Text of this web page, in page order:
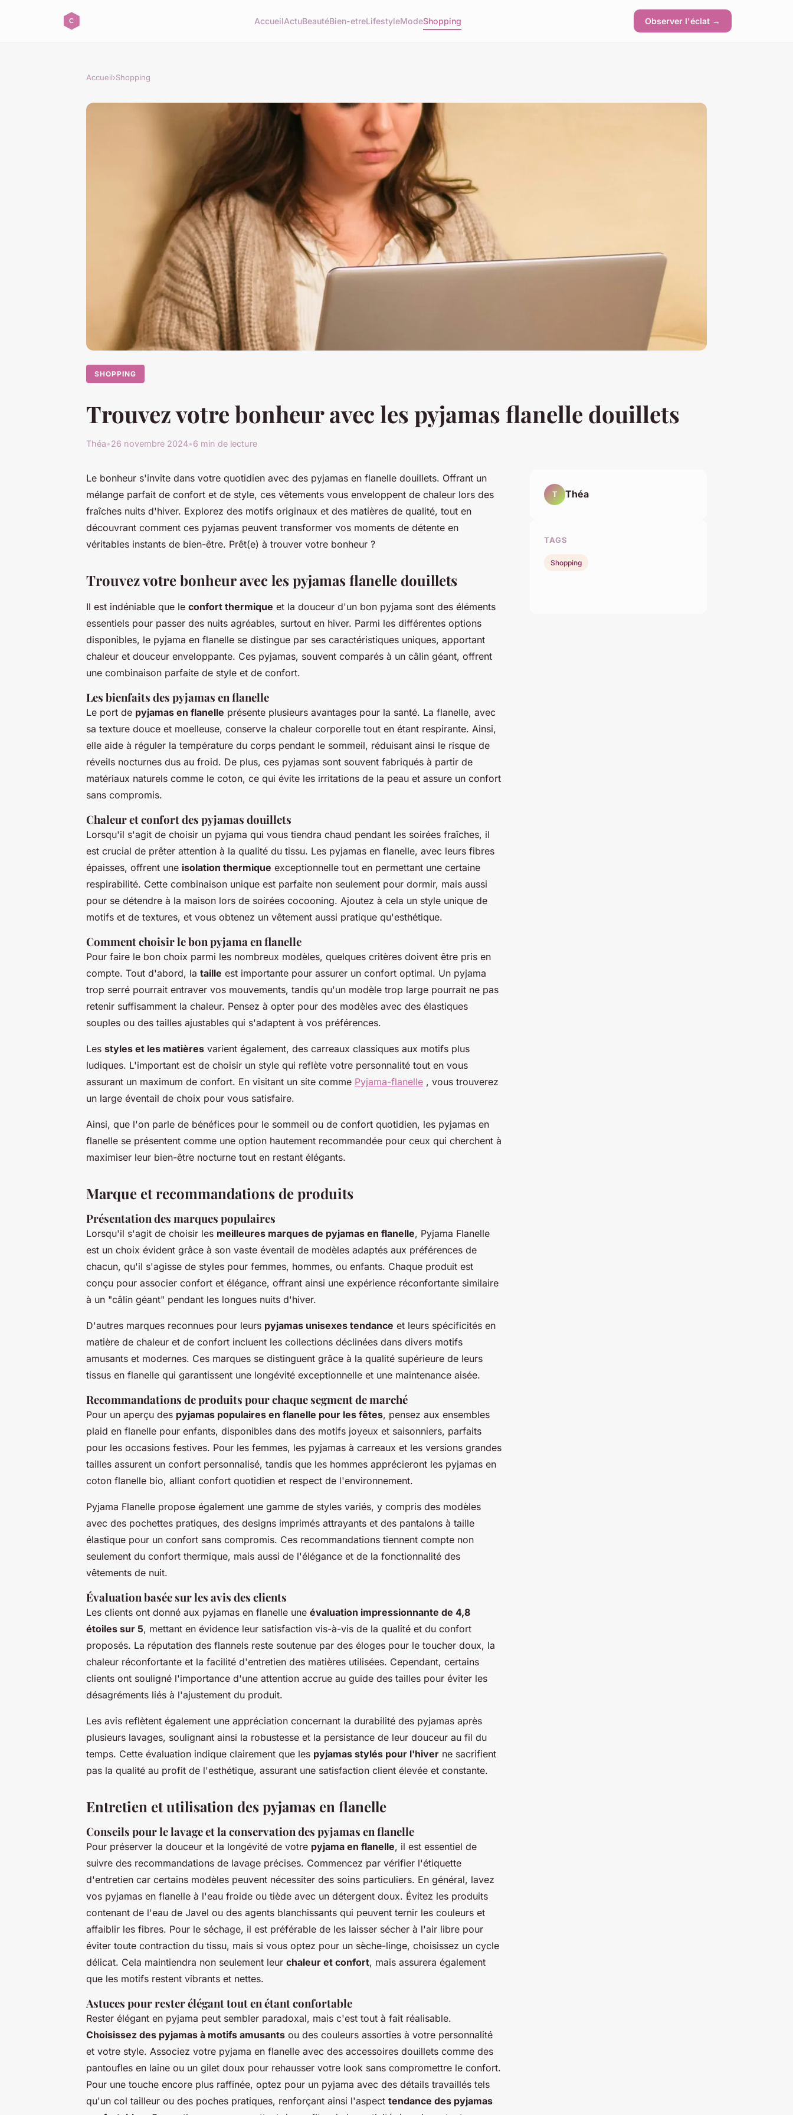
AccueilActuBeautéBien-etreLifestyleModeShopping Observer l'éclat →
Accueil›Shopping
SHOPPING
Trouvez votre bonheur avec les pyjamas flanelle douillets
Théa•26 novembre 2024•6 min de lecture
Le bonheur s'invite dans votre quotidien avec des pyjamas en flanelle douillets. Offrant un
mélange parfait de confort et de style, ces vêtements vous enveloppent de chaleur lors des
fraîches nuits d'hiver. Explorez des motifs originaux et des matières de qualité, tout en
découvrant comment ces pyjamas peuvent transformer vos moments de détente en
véritables instants de bien-être. Prêt(e) à trouver votre bonheur ?
Trouvez votre bonheur avec les pyjamas flanelle douillets
Il est indéniable que le confort thermique et la douceur d'un bon pyjama sont des éléments
essentiels pour passer des nuits agréables, surtout en hiver. Parmi les différentes options
disponibles, le pyjama en flanelle se distingue par ses caractéristiques uniques, apportant
chaleur et douceur enveloppante. Ces pyjamas, souvent comparés à un câlin géant, offrent
une combinaison parfaite de style et de confort.
Les bienfaits des pyjamas en flanelle
Le port de pyjamas en flanelle présente plusieurs avantages pour la santé. La flanelle, avec
sa texture douce et moelleuse, conserve la chaleur corporelle tout en étant respirante. Ainsi,
elle aide à réguler la température du corps pendant le sommeil, réduisant ainsi le risque de
réveils nocturnes dus au froid. De plus, ces pyjamas sont souvent fabriqués à partir de
matériaux naturels comme le coton, ce qui évite les irritations de la peau et assure un confort
sans compromis.
Chaleur et confort des pyjamas douillets
Lorsqu'il s'agit de choisir un pyjama qui vous tiendra chaud pendant les soirées fraîches, il
est crucial de prêter attention à la qualité du tissu. Les pyjamas en flanelle, avec leurs fibres
épaisses, offrent une isolation thermique exceptionnelle tout en permettant une certaine
respirabilité. Cette combinaison unique est parfaite non seulement pour dormir, mais aussi
pour se détendre à la maison lors de soirées cocooning. Ajoutez à cela un style unique de
motifs et de textures, et vous obtenez un vêtement aussi pratique qu'esthétique.
Comment choisir le bon pyjama en flanelle
Pour faire le bon choix parmi les nombreux modèles, quelques critères doivent être pris en
compte. Tout d'abord, la taille est importante pour assurer un confort optimal. Un pyjama
trop serré pourrait entraver vos mouvements, tandis qu'un modèle trop large pourrait ne pas
retenir suffisamment la chaleur. Pensez à opter pour des modèles avec des élastiques
souples ou des tailles ajustables qui s'adaptent à vos préférences.
Les styles et les matières varient également, des carreaux classiques aux motifs plus
ludiques. L'important est de choisir un style qui reflète votre personnalité tout en vous
assurant un maximum de confort. En visitant un site comme Pyjama-flanelle , vous trouverez
un large éventail de choix pour vous satisfaire.
Ainsi, que l'on parle de bénéfices pour le sommeil ou de confort quotidien, les pyjamas en
flanelle se présentent comme une option hautement recommandée pour ceux qui cherchent à
maximiser leur bien-être nocturne tout en restant élégants.
Marque et recommandations de produits
Présentation des marques populaires
Lorsqu'il s'agit de choisir les meilleures marques de pyjamas en flanelle, Pyjama Flanelle
est un choix évident grâce à son vaste éventail de modèles adaptés aux préférences de
chacun, qu'il s'agisse de styles pour femmes, hommes, ou enfants. Chaque produit est
conçu pour associer confort et élégance, offrant ainsi une expérience réconfortante similaire
à un "câlin géant" pendant les longues nuits d'hiver.
D'autres marques reconnues pour leurs pyjamas unisexes tendance et leurs spécificités en
matière de chaleur et de confort incluent les collections déclinées dans divers motifs
amusants et modernes. Ces marques se distinguent grâce à la qualité supérieure de leurs
tissus en flanelle qui garantissent une longévité exceptionnelle et une maintenance aisée.
Recommandations de produits pour chaque segment de marché
Pour un aperçu des pyjamas populaires en flanelle pour les fêtes, pensez aux ensembles
plaid en flanelle pour enfants, disponibles dans des motifs joyeux et saisonniers, parfaits
pour les occasions festives. Pour les femmes, les pyjamas à carreaux et les versions grandes
tailles assurent un confort personnalisé, tandis que les hommes apprécieront les pyjamas en
coton flanelle bio, alliant confort quotidien et respect de l'environnement.
Pyjama Flanelle propose également une gamme de styles variés, y compris des modèles
avec des pochettes pratiques, des designs imprimés attrayants et des pantalons à taille
élastique pour un confort sans compromis. Ces recommandations tiennent compte non
seulement du confort thermique, mais aussi de l'élégance et de la fonctionnalité des
vêtements de nuit.
Évaluation basée sur les avis des clients
Les clients ont donné aux pyjamas en flanelle une évaluation impressionnante de 4,8
étoiles sur 5, mettant en évidence leur satisfaction vis-à-vis de la qualité et du confort
proposés. La réputation des flannels reste soutenue par des éloges pour le toucher doux, la
chaleur réconfortante et la facilité d'entretien des matières utilisées. Cependant, certains
clients ont souligné l'importance d'une attention accrue au guide des tailles pour éviter les
désagréments liés à l'ajustement du produit.
Les avis reflètent également une appréciation concernant la durabilité des pyjamas après
plusieurs lavages, soulignant ainsi la robustesse et la persistance de leur douceur au fil du
temps. Cette évaluation indique clairement que les pyjamas stylés pour l'hiver ne sacrifient
pas la qualité au profit de l'esthétique, assurant une satisfaction client élevée et constante.
Entretien et utilisation des pyjamas en flanelle
Conseils pour le lavage et la conservation des pyjamas en flanelle
Pour préserver la douceur et la longévité de votre pyjama en flanelle, il est essentiel de
suivre des recommandations de lavage précises. Commencez par vérifier l'étiquette
d'entretien car certains modèles peuvent nécessiter des soins particuliers. En général, lavez
vos pyjamas en flanelle à l'eau froide ou tiède avec un détergent doux. Évitez les produits
contenant de l'eau de Javel ou des agents blanchissants qui peuvent ternir les couleurs et
affaiblir les fibres. Pour le séchage, il est préférable de les laisser sécher à l'air libre pour
éviter toute contraction du tissu, mais si vous optez pour un sèche-linge, choisissez un cycle
délicat. Cela maintiendra non seulement leur chaleur et confort, mais assurera également
que les motifs restent vibrants et nettes.
Astuces pour rester élégant tout en étant confortable
Rester élégant en pyjama peut sembler paradoxal, mais c'est tout à fait réalisable.
Choisissez des pyjamas à motifs amusants ou des couleurs assorties à votre personnalité
et votre style. Associez votre pyjama en flanelle avec des accessoires douillets comme des
pantoufles en laine ou un gilet doux pour rehausser votre look sans compromettre le confort.
Pour une touche encore plus raffinée, optez pour un pyjama avec des détails travaillés tels
qu'un col tailleur ou des poches pratiques, renforçant ainsi l'aspect tendance des pyjamas
T Théa
TAGS
Shopping